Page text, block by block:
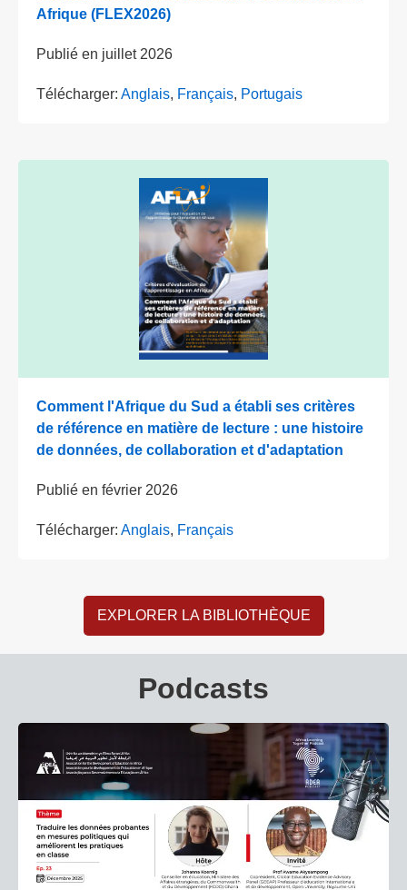
Afrique (FLEX2026)
Publié en juillet 2026
Télécharger: Anglais, Français, Portugais
Comment l'Afrique du Sud a établi ses critères
de référence en matière de lecture : une histoire
de données, de collaboration et d'adaptation
Publié en février 2026
Télécharger: Anglais, Français
EXPLORER LA BIBLIOTHÈQUE
Podcasts